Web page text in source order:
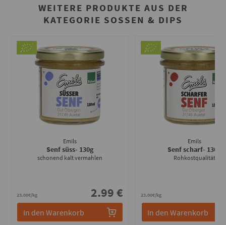
WEITERE PRODUKTE AUS DER
KATEGORIE SOSSEN & DIPS
Emils
Senf süss- 130g
schonend kalt vermahlen
23.00€/kg 2.99 €
In den Warenkorb
Emils
Senf scharf- 130g
Rohkostqualität
23.00€/kg
In den Warenkorb